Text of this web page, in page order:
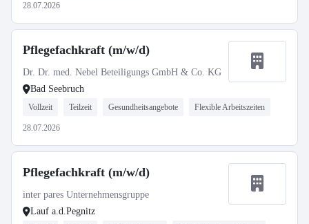
28.07.2026
Pflegefachkraft (m/w/d)
Dr. Dr. med. Nebel Beteiligungs GmbH & Co. KG
Bad Seebruch
Vollzeit Teilzeit Gesundheitsangebote Flexible Arbeitszeiten
28.07.2026
Pflegefachkraft (m/w/d)
inter pares Unternehmensgruppe
Lauf a.d.Pegnitz